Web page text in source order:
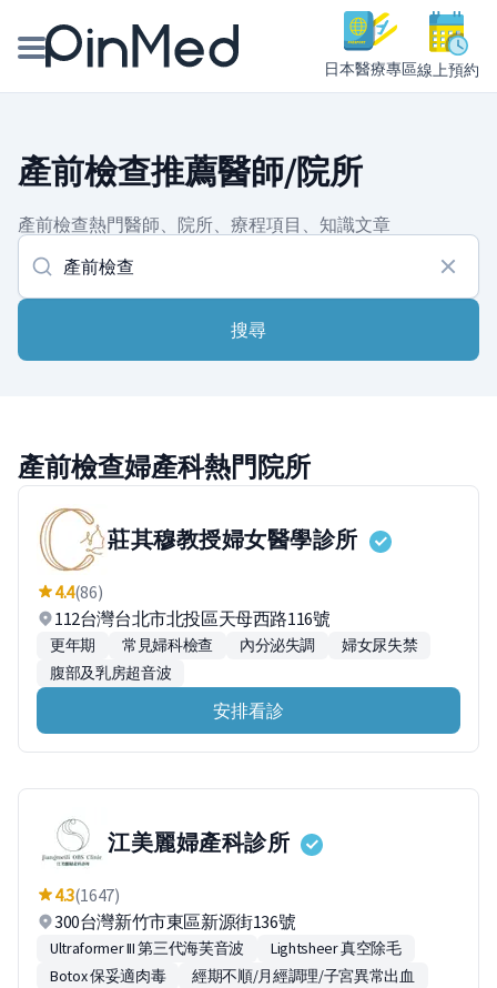
日本醫療專區線上預約
醫師專欄專訪
健康主題館
我是醫療人員
產前檢查推薦醫師/院所
產前檢查熱門醫師、院所、療程項目、知識文章
搜尋
產前檢查婦產科熱門院所
莊其穆教授婦女醫學診所
4.4(86)
112台灣台北市北投區天母西路116號
更年期 常見婦科檢查 內分泌失調
婦女尿失禁
腹部及乳房超音波
安排看診
江美麗婦產科診所
4.3(1647)
300台灣新竹市東區新源街136號
Ultraformer III 第三代海芙音波
Lightsheer 真空除毛
Botox 保妥適肉毒
經期不順/月經調理/子宮異常出血